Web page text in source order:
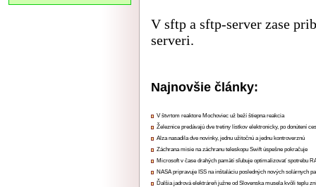
V sftp a sftp-server zase
serveri.
Najnovšie články:
V štvrtom reaktore Mochoviec už beží štiepna reakcia
Železnice predávajú dve tretiny lístkov elektronicky, po donútení
Alza nasadila dve novinky, jednu užitočnú a jednu kontroverznú
Záchrana misie na záchranu teleskopu Swift úspešne pokračuje
Microsoft v čase drahých pamätí sľubuje optimalizovať spotrebu
NASA pripravuje ISS na inštaláciu posledných nových solárnych
Ďalšia jadrová elektráreň južne od Slovenska musela kvôli teplu